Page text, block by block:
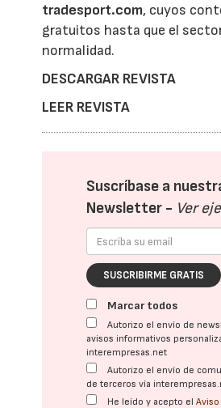
tradesport.com, cuyos
gratuitos hasta que el
normalidad.
DESCARGAR REVISTA
LEER REVISTA
Suscríbase a
Newsletter - Ver
SUSCRIBIRME GRATIS
Marcar todos
Autorizo el envío de
avisos informativos
interempresas.net
Autorizo el envío de
de terceros vía
He leído y acepto elAviso